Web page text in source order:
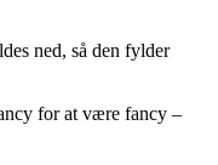
ned, så den fylder
for at være fancy –